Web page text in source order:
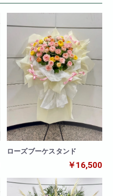
ローズブーケスタンド
￥16,500